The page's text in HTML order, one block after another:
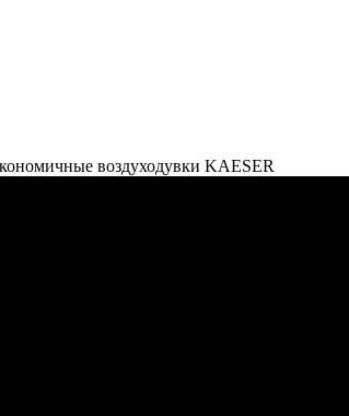
воздуходувки KAESER